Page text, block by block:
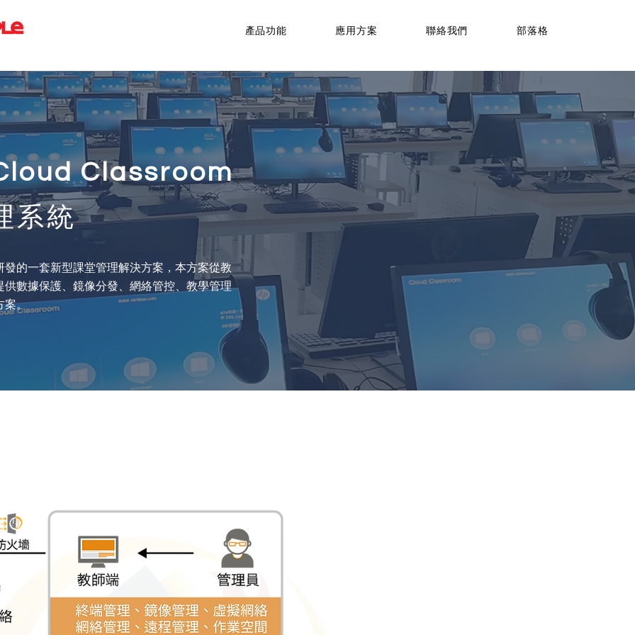
產品功能 應用方案 聯絡我們 部落格
Classroom
系統
的一套新型課堂管理解決方案，本方案從教
供數據保護、鏡像分發、網絡管控、教學管理
案。